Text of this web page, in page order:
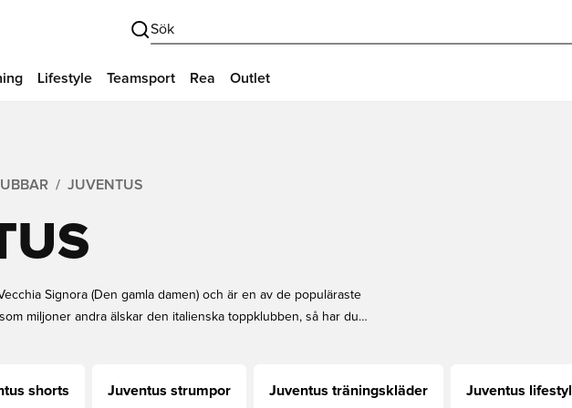
Sök
Lifestyle Teamsport Rea Outlet
JUVENTUS
Signora (Den gamla damen) och är en av de populäraste
miljoner andra älskar den italienska toppklubben, så har du
shop består av de mest unika Juventus-prylarna på
på Unisport.
shorts Juventus strumpor Juventus träningskläder Juventus